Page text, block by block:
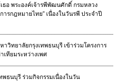
ธอ พระองค์เจ้ารพีพัฒนศักดิ์ กรมหลวง
ารกฎหมายไทย” เนื่องในวันรพี ประจำปี
วิทยาลัยกรุงเทพธนบุรี เข้าร่วมโครงการ
เทียมระหว่างเพศ
พธนบุรี ร่วมกิจกรรมเนื่องในวัน